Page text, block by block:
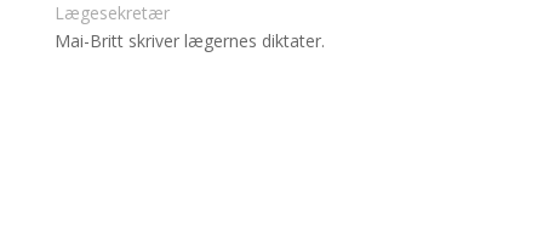
Lægesekretær
Mai-Britt skriver lægernes diktater.